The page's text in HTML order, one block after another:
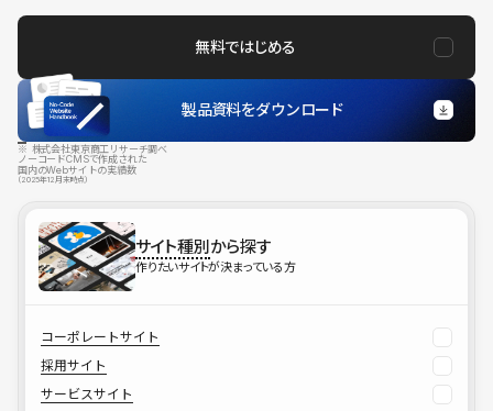
無料ではじめる
製品資料をダウンロード
※ 株式会社東京商工リサーチ調べ
ノーコードCMSで作成された
国内のWebサイトの実績数
（2025年12月末時点）
サイト種別から探す
作りたいサイトが決まっている方
コーポレートサイト
採用サイト
サービスサイト